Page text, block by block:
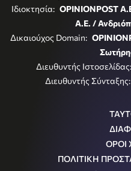
Ιδιοκτησία: OPINIONPOST
Α.Ε. /
Δικαιούχος Domain:
Διευθυντής Ιστοσελίδας:
Διευθυντής Σύνταξης:
ΟΡΟΙ
ΠΟΛΙΤΙΚΗ